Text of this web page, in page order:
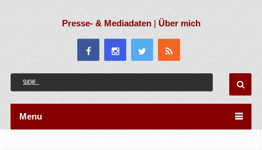
Presse- & Mediadaten|Über mich
Menu